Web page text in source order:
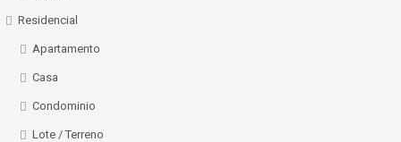
Residencial
Apartamento
Casa
Condominio
Lote / Terreno